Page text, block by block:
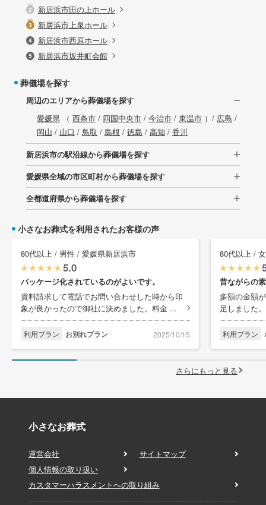
新居浜市田の上ホール
新居浜市上泉ホール
新居浜市西原ホール
新居浜市坂井町会館
葬儀場を探す
周辺のエリアから葬儀場を探す
愛媛県 （ 西条市/ 四国中央市/ 今治市/ 東温市）/ 広島 /
岡山 / 山口 / 鳥取 / 島根 / 徳島 / 高知 / 香川
新居浜市の駅沿線から葬儀場を探す
愛媛県全域の市区町村から葬儀場を探す
全都道府県から葬儀場を探す
小さなお葬式を利用されたお客様の声
80代以上 / 男性 / 愛媛県新居浜市
5.0
パッケージ化されているのがよいです。
資料請求して電話でお問い合わせした時から印
象が良かったので御社に決めました。料金 ...
利用プラン お別れプラン 2025/10/15
80代以上 /
昔ながらの
多額の金額
足しました
利用プラン
さらにもっと見る
小さなお葬式
運営会社
サイトマップ
個人情報の取り扱い
カスタマーハラスメントへの取り組み